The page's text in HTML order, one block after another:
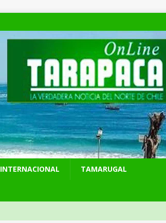
INTERNACIONAL TAMARUGAL